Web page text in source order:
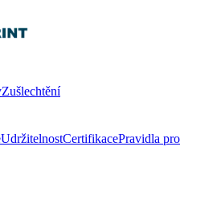
Zušlechtění
UdržitelnostCertifikacePravidla pro